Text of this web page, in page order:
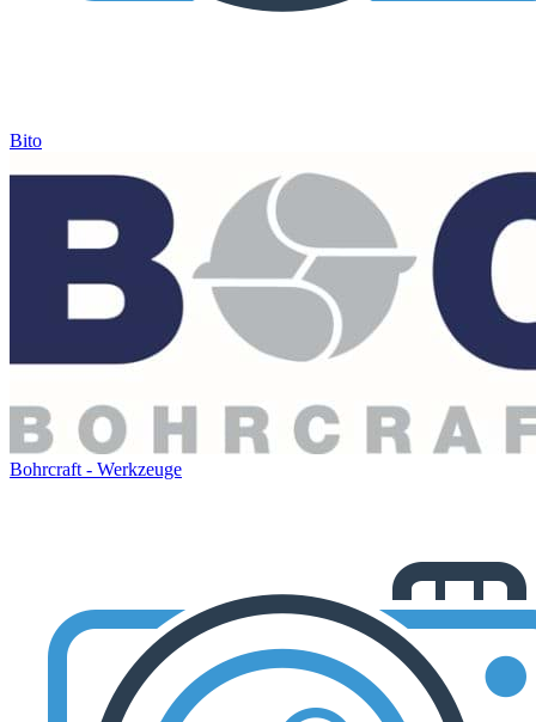
Bito
Bohrcraft - Werkzeuge